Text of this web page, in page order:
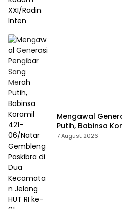
Mengawal
Putih, Babinsa
Gembleng
7 August 2026